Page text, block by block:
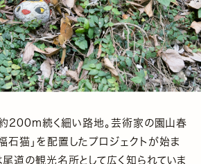
約200m続く細い路地。芸術家の園山春
石猫」を配置したプロジェクトが始ま
尾道の観光名所として広く知られていま